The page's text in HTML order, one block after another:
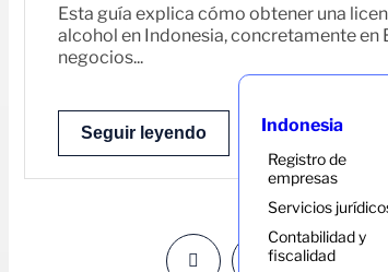
Indonesia
Registro de
empresas
Servicios
Contabilidad y
fiscalidad
Esta guía explica cómo obtener una
alcohol en Indonesia, concretamente en
negocios...
Seguir leyendo
…